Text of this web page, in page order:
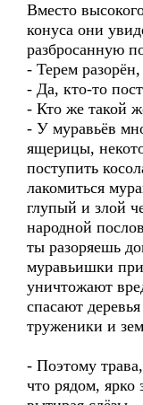
Вместо
конуса они
разбросанную
- Терем
- Да, кто-то
- Кто же такой
- У муравьёв
ящерицы,
поступить
лакомиться
глупый и злой
народной
ты разоряешь
муравьишки
уничтожают
спасают
труженики и
- Поэтому
что рядом, ярко